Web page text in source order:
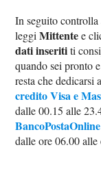
In seguito
leggiMittentee
dati inserititi
quando sei pronto
resta che dedicarsi
credito Visa e
dalle 00.15 alle
BancoPostaOnline
dalle ore 06.00 alle